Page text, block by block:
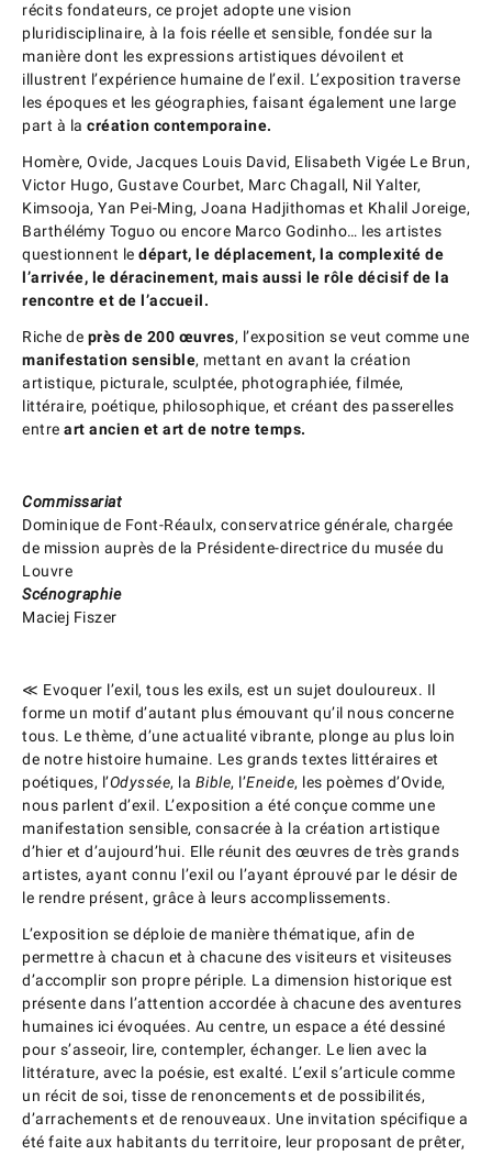
récits fondateurs, ce projet adopte une vision
pluridisciplinaire, à la fois réelle et sensible, fondée sur la
manière dont les expressions artistiques dévoilent et
illustrent l’expérience humaine de l’exil. L’exposition traverse
les époques et les géographies, faisant également une large
part à la création contemporaine.
Homère, Ovide, Jacques Louis David, Elisabeth Vigée Le Brun,
Victor Hugo, Gustave Courbet, Marc Chagall, Nil Yalter,
Kimsooja, Yan Pei-Ming, Joana Hadjithomas et Khalil Joreige,
Barthélémy Toguo ou encore Marco Godinho… les artistes
questionnent le départ, le déplacement, la complexité de
l’arrivée, le déracinement, mais aussi le rôle décisif de la
rencontre et de l’accueil.
Riche de près de 200 œuvres, l’exposition se veut comme une
manifestation sensible, mettant en avant la création
artistique, picturale, sculptée, photographiée, filmée,
littéraire, poétique, philosophique, et créant des passerelles
entre art ancien et art de notre temps.
Commissariat
Dominique de Font-Réaulx, conservatrice générale, chargée
de mission auprès de la Présidente-directrice du musée du
Louvre
Scénographie
Maciej Fiszer
≪ Evoquer l’exil, tous les exils, est un sujet douloureux. Il
forme un motif d’autant plus émouvant qu’il nous concerne
tous. Le thème, d’une actualité vibrante, plonge au plus loin
de notre histoire humaine. Les grands textes littéraires et
poétiques, l’Odyssée, la Bible, l’Eneide, les poèmes d’Ovide,
nous parlent d’exil. L’exposition a été conçue comme une
manifestation sensible, consacrée à la création artistique
d’hier et d’aujourd’hui. Elle réunit des œuvres de très grands
artistes, ayant connu l’exil ou l’ayant éprouvé par le désir de
le rendre présent, grâce à leurs accomplissements.
L’exposition se déploie de manière thématique, afin de
permettre à chacun et à chacune des visiteurs et visiteuses
d’accomplir son propre périple. La dimension historique est
présente dans l’attention accordée à chacune des aventures
humaines ici évoquées. Au centre, un espace a été dessiné
pour s’asseoir, lire, contempler, échanger. Le lien avec la
littérature, avec la poésie, est exalté. L’exil s’articule comme
un récit de soi, tisse de renoncements et de possibilités,
d’arrachements et de renouveaux. Une invitation spécifique a
été faite aux habitants du territoire, leur proposant de prêter,